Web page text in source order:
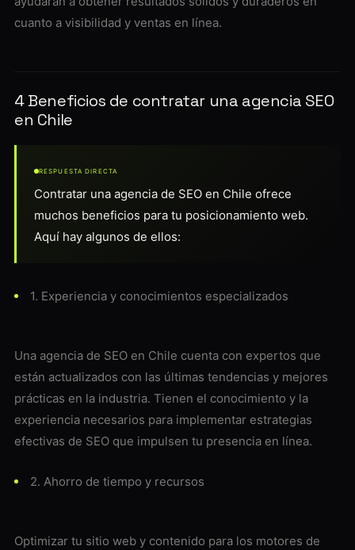
cuanto a visibilidad y ventas en línea.
4 Beneficios de contratar una agencia SEO
en Chile
RESPUESTA DIRECTA
Contratar una agencia de SEO en Chile ofrece
muchos beneficios para tu posicionamiento web.
Aquí hay algunos de ellos:
1. Experiencia y conocimientos especializados
Una agencia de SEO en Chile cuenta con expertos que
están actualizados con las últimas tendencias y mejores
prácticas en la industria. Tienen el conocimiento y la
experiencia necesarios para implementar estrategias
efectivas de SEO que impulsen tu presencia en línea.
2. Ahorro de tiempo y recursos
Optimizar tu sitio web y contenido para los motores de